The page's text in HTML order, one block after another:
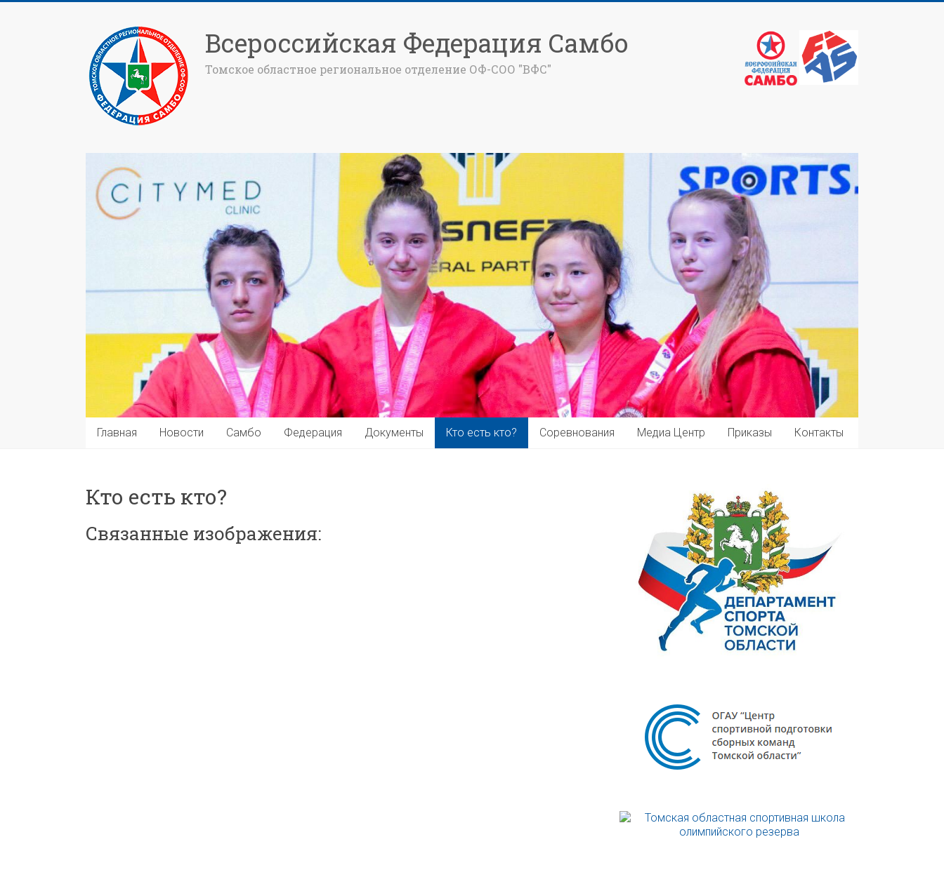
Всероссийская Федерация Самбо
Томское областное региональное отделение ОФ-СОО "ВФС"
Главная Новости Самбо Федерация Документы Кто есть кто? Соревнования Медиа Центр Приказы Контакты
Кто есть кто?
Связанные изображения: